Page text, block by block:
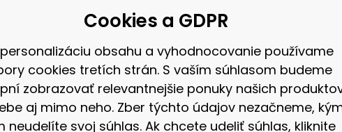
Cookies a GDPR
obsahu a vyhodnocovanie používame
cookies tretích strán. S vaším súhlasom budeme
zobrazovať relevantnejšie ponuky našich
aj mimo neho. Zber týchto údajov nezačneme,
neudelíte svoj súhlas. Ak chcete udeliť súhlas, kliknite